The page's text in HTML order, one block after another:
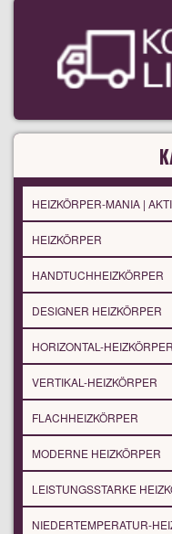
HEIZKÖRPER-MANIA |
HEIZKÖRPER
HANDTUCHHEIZKÖRPER
DESIGNER HEIZKÖRPER
HORIZONTAL-HEIZKÖRPER
VERTIKAL-HEIZKÖRPER
FLACHHEIZKÖRPER
MODERNE HEIZKÖRPER
LEISTUNGSSTARKE
NIEDERTEMPERATUR-